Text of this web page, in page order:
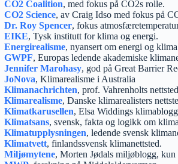
CO2 Coalition, med fokus på CO2s rolle.
CO2 Science, av Craig Idso med fokus på
Dr. Roy Spencer, fokus
EIKE, Tysk institutt for klima og energi.
Energirealisme, nyansert om energi og
GWPF, Europas ledende akademiske
Jennifer Marohasy, god på Great Barrier
JoNova, Klimarealisme i Australia
Klimanachrichten, prof. Vahrenholts
Klimarealisme, Danske klimarealisters
Klimatkarusellen, Elsa Widdings
Klimatsans, svensk, fakta og logikk om
Klimatupplysningen, ledende svensk
Klimatvett, finlandssvensk klimanettsted.
Miljømytene, Morten Jødals miljøblogg, kun